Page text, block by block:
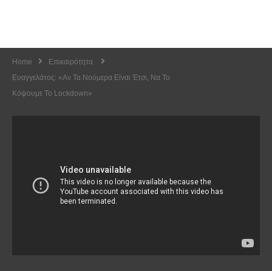
Home
Επικαιρότητα
Ευαγγελάτος: «Αν Τα Νούμερα Είναι Έτσι, Να Το
Κόψουμε Το Lockdown»